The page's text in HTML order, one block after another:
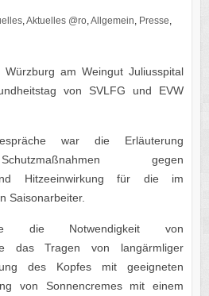
,Aktuelles @ro,Allgemein, Presse,
am Weingut Juliusspital
von SVLFG und EVW
war die Erläuterung
gegen
Hitzeeinwirkung für die im
Saisonarbeiter.
die Notwendigkeit von
das Tragen von langärmliger
des Kopfes mit geeigneten
von Sonnencremes mit einem